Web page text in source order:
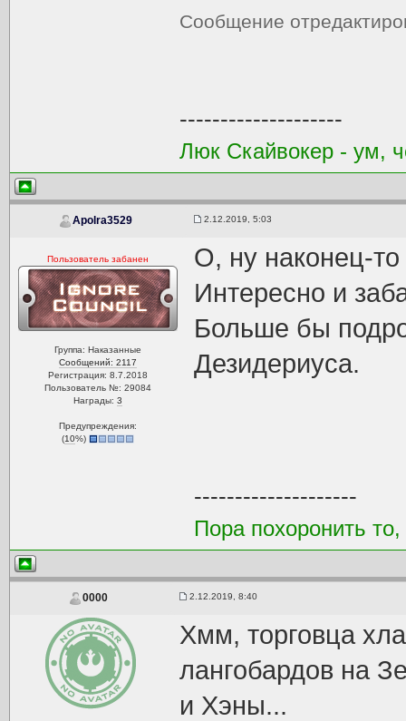
Сообщение
--------------------
Люк Скайвокер - ум,
Apolra3529 2.12.2019, 5:03
Пользователь забанен
Группа: Наказанные
Сообщений: 2117
Регистрация: 8.7.2018
Пользователь №: 29084
Награды: 3
Предупреждения:
(10%)
О, ну наконец-то
Интересно и
Больше бы
Дезидериуса.
--------------------
Пора похоронить
0000 2.12.2019, 8:40
Хмм, торговца
лангобардов на
и Хэны...